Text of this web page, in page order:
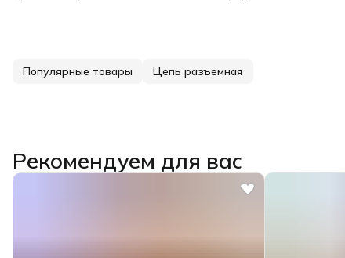
Популярные товары Цепь разъемная
Рекомендуем для вас